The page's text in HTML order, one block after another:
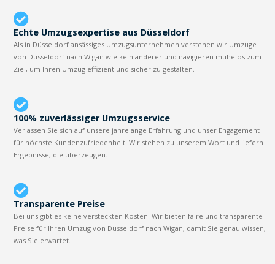
Echte Umzugsexpertise aus Düsseldorf
Als in Düsseldorf ansässiges Umzugsunternehmen verstehen wir Umzüge
von Düsseldorf nach Wigan wie kein anderer und navigieren mühelos zum
Ziel, um Ihren Umzug effizient und sicher zu gestalten.
100% zuverlässiger Umzugsservice
Verlassen Sie sich auf unsere jahrelange Erfahrung und unser Engagement
für höchste Kundenzufriedenheit. Wir stehen zu unserem Wort und liefern
Ergebnisse, die überzeugen.
Transparente Preise
Bei uns gibt es keine versteckten Kosten. Wir bieten faire und transparente
Preise für Ihren Umzug von Düsseldorf nach Wigan, damit Sie genau wissen,
was Sie erwartet.